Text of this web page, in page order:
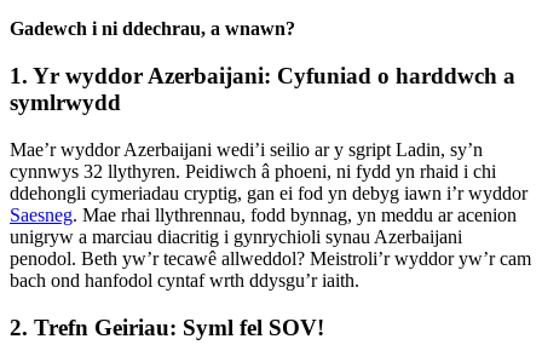
Gadewch i ni ddechrau, a wnawn?
1. Yr wyddor Azerbaijani: Cyfuniad o harddwch a
symlrwydd
Mae’r wyddor Azerbaijani wedi’i seilio ar y sgript Ladin, sy’n
cynnwys 32 llythyren. Peidiwch â phoeni, ni fydd yn rhaid i chi
ddehongli cymeriadau cryptig, gan ei fod yn debyg iawn i’r wyddor
Saesneg. Mae rhai llythrennau, fodd bynnag, yn meddu ar acenion
unigryw a marciau diacritig i gynrychioli synau Azerbaijani
penodol. Beth yw’r tecawê allweddol? Meistroli’r wyddor yw’r cam
bach ond hanfodol cyntaf wrth ddysgu’r iaith.
2. Trefn Geiriau: Syml fel SOV!